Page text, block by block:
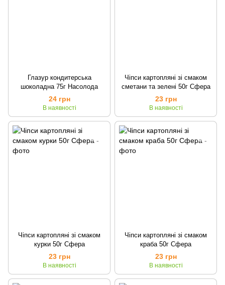
Глазур кондитерська
шоколадна 75г Насолода
24 грн
В наявності
Чіпси картопляні зі смаком
сметани та зелені 50г Сфера
23 грн
В наявності
Чіпси картопляні зі смаком
курки 50г Сфера
23 грн
В наявності
Чіпси картопляні зі смаком
краба 50г Сфера
23 грн
В наявності